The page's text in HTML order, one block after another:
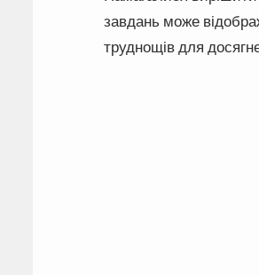
завдань може
труднощів для